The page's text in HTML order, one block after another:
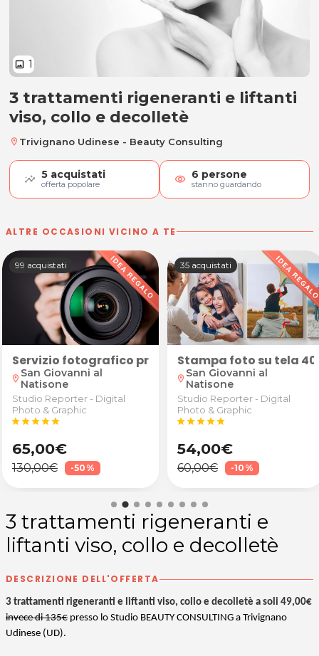
image 1
3 trattamenti rigeneranti e
3 trattamenti rigeneranti e liftanti
viso, collo e decolletè
location_on Trivignano Udinese - Beauty Consulting
5 acquistati
offerta popolare visibility 6 persone
stanno guardando
ALTRE OCCASIONI VICINO A TE
giaccone invernale imbottito, tuta sci/
e stampe
99 acquistati
Servizio fotografico professionale con stampa su
location_on San Giovanni al
Natisone
Studio Reporter - Digital
Photo & Graphic
starstarstarstarstar
65,00€
130,00€ -50%
35 acquistati
Stampa foto su tela
location_on San Giovanni al
Natisone
Studio Reporter - Digital
Photo & Graphic
starstarstarstarstar
54,00€
60,00€ -10%
3 trattamenti rigeneranti e
liftanti viso, collo e decolletè
DESCRIZIONE DELL'OFFERTA
3 trattamenti rigeneranti e liftanti viso, collo e decolletè a soli 49,00€
invece di 135€ presso lo Studio BEAUTY CONSULTING a Trivignano
Udinese (UD).